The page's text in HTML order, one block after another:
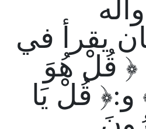
يقرأ في
﴿ قُلْ هُوَ
و:﴿ قُلْ يَا